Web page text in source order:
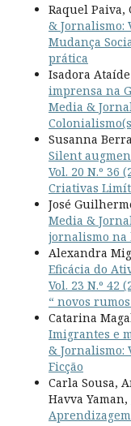
Raquel Paiva,
& Jornalismo:
Mudança
prática
Isadora Ataíde
imprensa na
Media &
Susanna
Silent
Vol. 20 N.º 36
Criativas
José
Media &
jornalismo na
Alexandra
Eficácia do
Vol. 23 N.º 42
“ novos
Catarina
Imigrantes e
& Jornalismo:
Ficção
Carla Sousa,
Havva Yaman,